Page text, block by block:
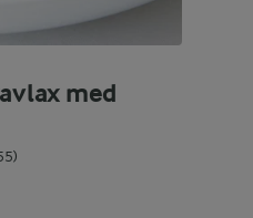
med